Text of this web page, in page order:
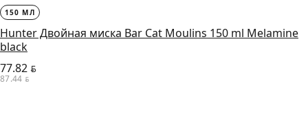
150 МЛ
Hunter Двойная миска Bar Cat Moulins 150 ml Melamine
black
77.82 BYN
87.44 BYN